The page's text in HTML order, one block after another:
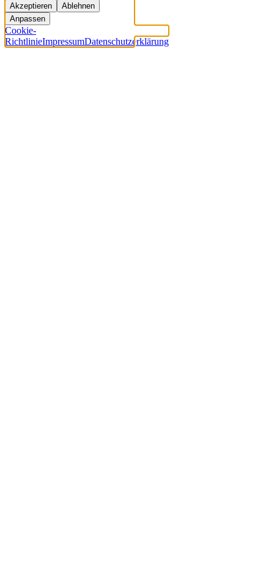
Akzeptieren
Ablehnen
Anpassen
Cookie-
RichtlinieImpressumDatenschutzerklärung